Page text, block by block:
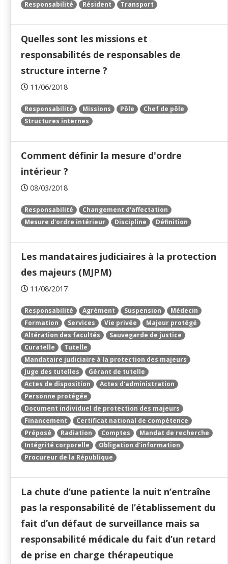
Responsabilité Résident Transport
Quelles sont les missions et
responsabilités de responsables de
structure interne ?
11/06/2018
Responsabilité Missions Pôle
Chef de pôle
Structures internes
Comment définir la mesure d'ordre
intérieur ?
08/03/2018
Responsabilité
Changement d'affectation
Mesure d'ordre intérieur
Discipline Définition
Les mandataires judiciaires à la protection
des majeurs (MJPM)
11/08/2017
Responsabilité Agrément Suspension
Médecin
Formation
Services Vie privée
Majeur protégé
Altération des facultés
Sauvegarde de justice
Curatelle
Tutelle
Mandataire judiciaire à la protection des majeurs
Juge des tutelles
Gérant de tutelle
Actes de disposition
Actes d'administration
Personne protégée
Document individuel de protection des majeurs
Financement
Certificat national de compétence
Préposé
Radiation Comptes
Mandat de recherche
Intégrité corporelle
Obligation d'information
Procureur de la République
La chute d’une patiente la nuit n’entraîne
pas la responsabilité de l’établissement du
fait d’un défaut de surveillance mais sa
responsabilité médicale du fait d’un retard
de prise en charge thérapeutique